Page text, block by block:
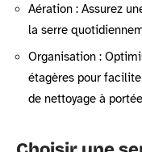
Aération : Assurez
la serre
Organisation :
étagères pour
de nettoyage à